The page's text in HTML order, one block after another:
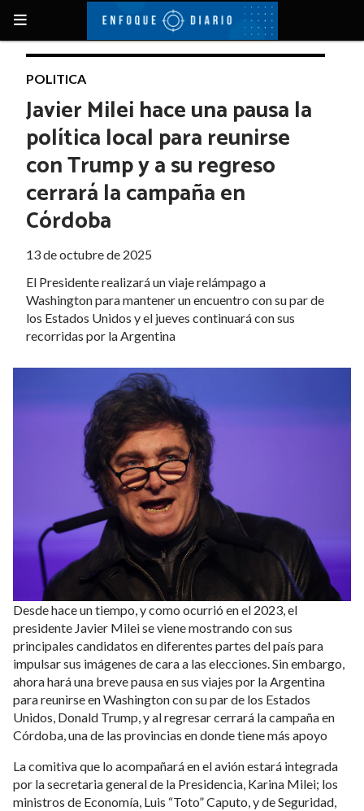
Javier Milei hace una pausa la
política local para reunirse
con Trump y a su regreso
cerrará la campaña en
Córdoba
El Presidente realizará un viaje relámpago a
Washington para mantener un encuentro con su par de
los Estados Unidos y el jueves continuará con sus
recorridas por la Argentina
POLITICA
13 de octubre de 2025
Desde hace un tiempo, y como ocurrió en el 2023, el
presidente Javier Milei se viene mostrando con sus
principales candidatos en diferentes partes del país para
impulsar sus imágenes de cara a las elecciones. Sin embargo,
ahora hará una breve pausa en sus viajes por la Argentina
para reunirse en Washington con su par de los Estados
Unidos, Donald Trump, y al regresar cerrará la campaña en
Córdoba, una de las provincias en donde tiene más apoyo
La comitiva que lo acompañará en el avión estará integrada
por la secretaria general de la Presidencia, Karina Milei; los
ministros de Economía, Luis “Toto” Caputo, y de Seguridad,